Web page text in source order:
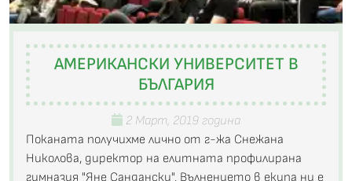
АМЕРИКАНСКИ УНИВЕРСИТЕТ В
БЪЛГАРИЯ
2 Март, 2019 година
Поканата получихме лично от г-жа Снежана
Николова, директор на елитната профилирана
гимназия "Яне Сандански". Вълнението в екипа ни е